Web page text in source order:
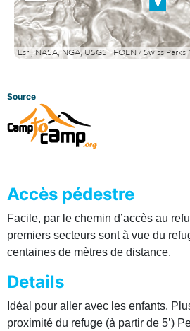
out
Source
Accès pédestre
Facile, par le chemin d’accès au
premiers secteurs sont à vue du
centaines de mètres de distance.
Details
Idéal pour aller avec les enfants.
proximité du refuge (à partir de 5’)